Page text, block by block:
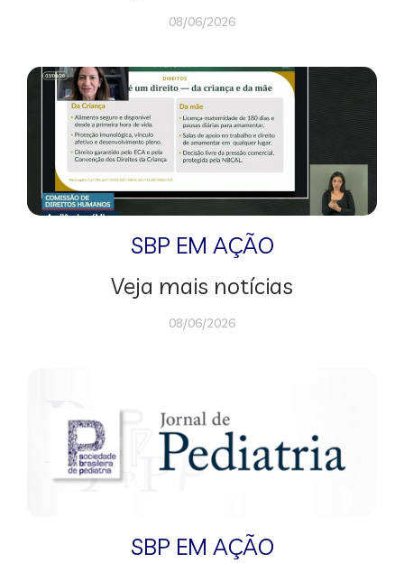
08/06/2026
SBP EM AÇÃO
Veja mais notícias
08/06/2026
SBP EM AÇÃO